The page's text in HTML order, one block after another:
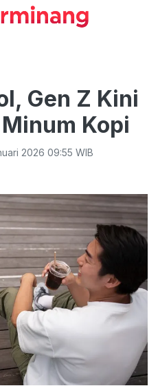
Gen Z Kini
Kopi
2026 09:55 WIB